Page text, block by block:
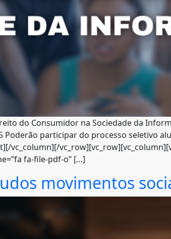
do Consumidor na Sociedade da
Poderão participar do processo seletivo
fa-file-pdf-o” […]
movimentos